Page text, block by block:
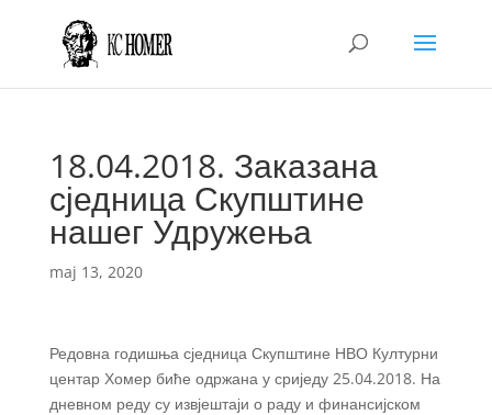
18.04.2018. Заказана
сједница Скупштине
нашег Удружења
maj 13, 2020
Редовна годишња сједница Скупштине НВО Културни
центар Хомер биће одржана у сриједу 25.04.2018. На
дневном реду су извјештаји о раду и финансијском